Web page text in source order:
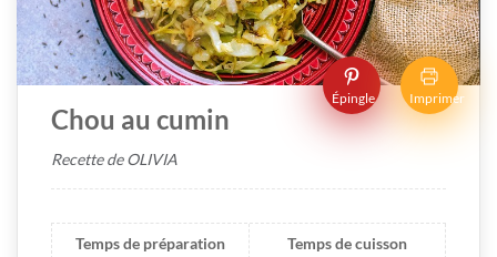
Épingle Imprimer
Chou au cumin
Recette de OLIVIA
Temps de préparation
Temps de cuisson